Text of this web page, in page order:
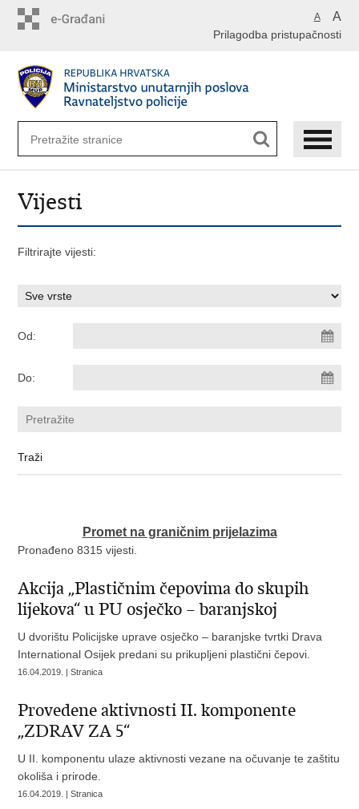
A A
Prilagodba pristupačnosti
Vijesti
Filtrirajte vijesti:
Od:
Do:
Promet na graničnim prijelazima
Pronađeno 8315 vijesti.
Akcija „Plastičnim čepovima do skupih
lijekova“ u PU osječko – baranjskoj
U dvorištu Policijske uprave osječko – baranjske tvrtki Drava
International Osijek predani su prikupljeni plastični čepovi.
16.04.2019. | Stranica
Provedene aktivnosti II. komponente
„ZDRAV ZA 5“
U II. komponentu ulaze aktivnosti vezane na očuvanje te zaštitu
okoliša i prirode.
16.04.2019. | Stranica